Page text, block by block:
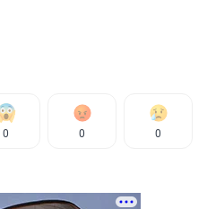
0 0 0